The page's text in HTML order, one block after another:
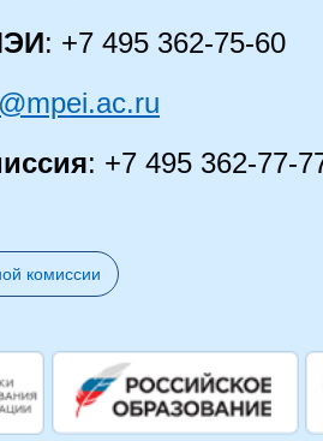
: +7 495 362-75-60
: +7 495 362-77-
комиссии